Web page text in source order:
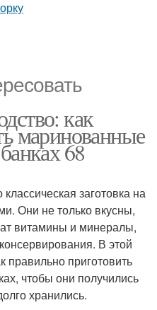
как
маринованные
68
заготовка на
Они не только вкусны,
витамины и минералы,
В этой
правильно приготовить
чтобы они получились
хранились.